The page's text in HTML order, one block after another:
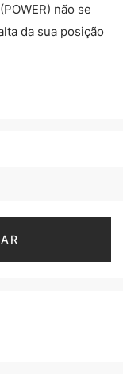
não se
da sua posição